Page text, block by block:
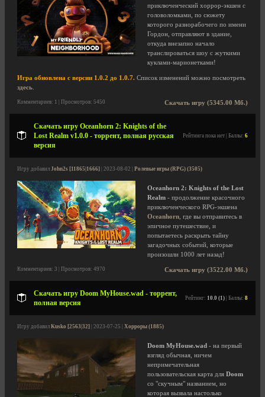
приключенческий хоррор-экшен с
головоломками, по сюжету
которого разнорабочего по имени
Гордон, отправляют в здание,
откуда внезапно начало
транслироваться шоу с жуткими
куклами-марионетками!
Игра обновлена с версии 1.0.2 до 1.0.7. Список изменений можно посмотреть
здесь
Скачать игру (5345.00 Мб.)
Комментариев: 1 | Просмотров: 5450
Скачать игру Oceanhorn 2: Knights of the
Lost Realm v1.0.0 - торрент, полная русская
версия
Рейтинга пока нет | Баллы: 6
Игру добавил John2s [11865|1666] | 2023-08-02 | Ролевые игры (RPG) (3505)
Oceanhorn 2: Knights of the Lost
Realm - продолжение красочного
приключенческого RPG-экшена
Oceanhorn , где вы отправитесь в
эпичное путешествие, и
попытаетесь раскрыть тайну
загадочных событий, которые
произошли 1000 лет назад!
Скачать игру (3522.00 Мб.)
Комментариев: 3 | Просмотров: 4970
Скачать игру Doom MyHouse.wad - торрент,
полная версия
Рейтинг: 10.0 (1) | Баллы: 8
Игру добавил Kusko [2563|32] | 2023-07-25 | Хорроры (1885)
Doom MyHouse.wad - на первый
взгляд обычная, ничем
непримечательная
пользовательская карта для Doom
со "скучным" названием, но
которая вызвала настолько